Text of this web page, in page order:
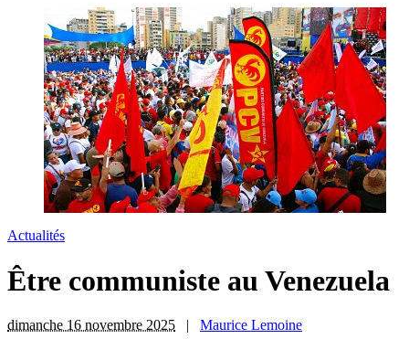
Actualités
Être communiste au Venezuela
dimanche 16 novembre 2025 | Maurice Lemoine